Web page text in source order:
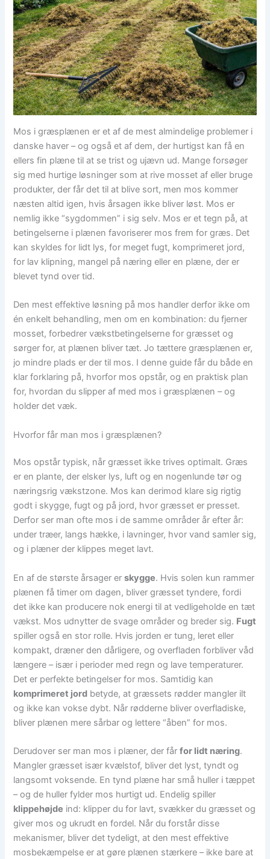
Mos i græsplænen er et af de mest almindelige problemer i
danske haver – og også et af dem, der hurtigst kan få en
ellers fin plæne til at se trist og ujævn ud. Mange forsøger
sig med hurtige løsninger som at rive mosset af eller bruge
produkter, der får det til at blive sort, men mos kommer
næsten altid igen, hvis årsagen ikke bliver løst. Mos er
nemlig ikke “sygdommen” i sig selv. Mos er et tegn på, at
betingelserne i plænen favoriserer mos frem for græs. Det
kan skyldes for lidt lys, for meget fugt, komprimeret jord,
for lav klipning, mangel på næring eller en plæne, der er
blevet tynd over tid.
Den mest effektive løsning på mos handler derfor ikke om
én enkelt behandling, men om en kombination: du fjerner
mosset, forbedrer vækstbetingelserne for græsset og
sørger for, at plænen bliver tæt. Jo tættere græsplænen er,
jo mindre plads er der til mos. I denne guide får du både en
klar forklaring på, hvorfor mos opstår, og en praktisk plan
for, hvordan du slipper af med mos i græsplænen – og
holder det væk.
Hvorfor får man mos i græsplænen?
Mos opstår typisk, når græsset ikke trives optimalt. Græs
er en plante, der elsker lys, luft og en nogenlunde tør og
næringsrig vækstzone. Mos kan derimod klare sig rigtig
godt i skygge, fugt og på jord, hvor græsset er presset.
Derfor ser man ofte mos i de samme områder år efter år:
under træer, langs hække, i lavninger, hvor vand samler sig,
og i plæner der klippes meget lavt.
En af de største årsager erskygge. Hvis solen kun rammer
plænen få timer om dagen, bliver græsset tyndere, fordi
det ikke kan producere nok energi til at vedligeholde en tæt
vækst. Mos udnytter de svage områder og breder sig. Fugt
spiller også en stor rolle. Hvis jorden er tung, leret eller
kompakt, dræner den dårligere, og overfladen forbliver våd
længere – især i perioder med regn og lave temperaturer.
Det er perfekte betingelser for mos. Samtidig kan
komprimeret jord betyde, at græssets rødder mangler ilt
og ikke kan vokse dybt. Når rødderne bliver overfladiske,
bliver plænen mere sårbar og lettere “åben” for mos.
Derudover ser man mos i plæner, der fårfor lidt næring.
Mangler græsset især kvælstof, bliver det lyst, tyndt og
langsomt voksende. En tynd plæne har små huller i tæppet
– og de huller fylder mos hurtigt ud. Endelig spiller
klippehøjde ind: klipper du for lavt, svækker du græsset og
giver mos og ukrudt en fordel. Når du forstår disse
mekanismer, bliver det tydeligt, at den mest effektive
mosbekæmpelse er at gøre plænen stærkere – ikke bare at